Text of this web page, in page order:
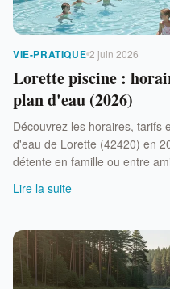
VIE-PRATIQUE 2 juin 2026
Lorette piscine :
plan d'eau (2026)
Découvrez les horaires, tarifs
d'eau de Lorette (42420) en
détente en famille ou entre
Lire la suite